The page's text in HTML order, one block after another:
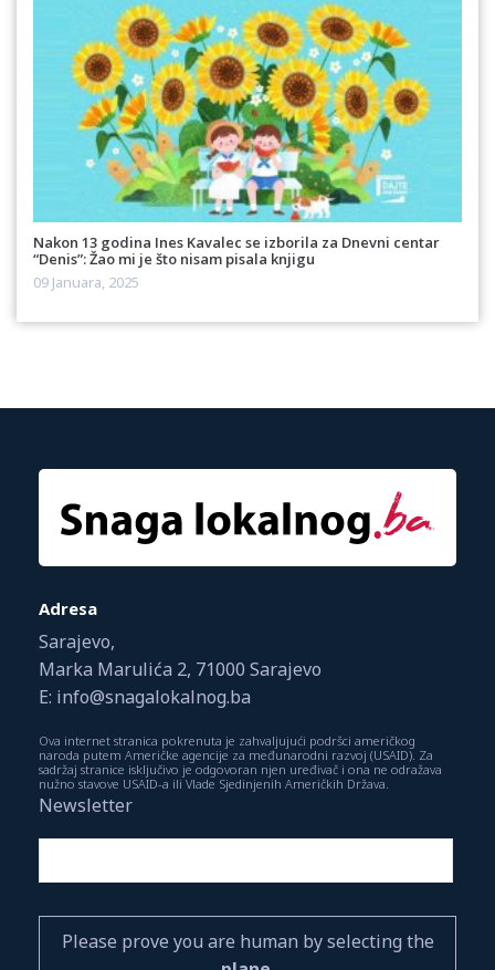
Nakon 13 godina Ines Kavalec se izborila za Dnevni centar
“Denis”: Žao mi je što nisam pisala knjigu
09 Januara, 2025
Adresa
Sarajevo,
Marka Marulića 2, 71000 Sarajevo
E: info@snagalokalnog.ba
Ova internet stranica pokrenuta je zahvaljujući podršci američkog
naroda putem Američke agencije za međunarodni razvoj (USAID). Za
sadržaj stranice isključivo je odgovoran njen uređivač i ona ne odražava
nužno stavove USAID-a ili Vlade Sjedinjenih Američkih Država.
Newsletter
Please prove you are human by selecting the